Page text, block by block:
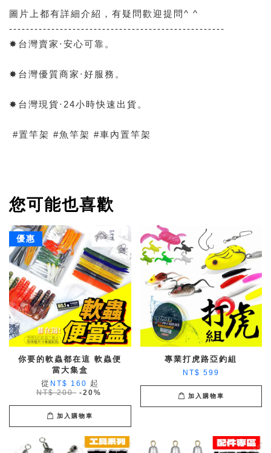
圖片上都有詳細介紹，有疑問歡迎提問^ ^
---------------------------------------------------
✸台灣賣家‧安心可靠。
✸台灣優質商家‧好服務。
✸台灣現貨‧24小時快速出貨。
#置竿架 #魚竿架 #車內置竿架
您可能也喜歡
優惠
你要的軟蟲都在這 軟蟲便
當大集盒
從 NT$ 160 起
NT$ 200 -20%
加入購物車
專業打虎路亞釣組
NT$ 599
加入購物車